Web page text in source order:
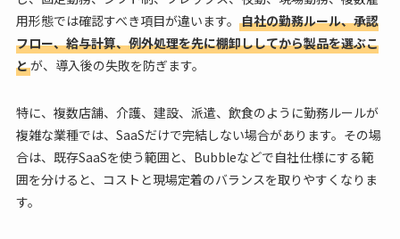
用形態では確認すべき項目が違います。 自社の勤務ルール、承認
フロー、給与計算、例外処理を先に棚卸ししてから製品を選ぶこ
とが、導入後の失敗を防ぎます。
特に、複数店舗、介護、建設、派遣、飲食のように勤務ルールが
複雑な業種では、SaaSだけで完結しない場合があります。その場
合は、既存SaaSを使う範囲と、Bubbleなどで自社仕様にする範
囲を分けると、コストと現場定着のバランスを取りやすくなりま
す。